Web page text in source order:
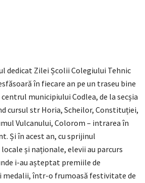
dedicat Zilei Școlii Colegiului Tehnic
în fiecare an pe un traseu bine
municipiului Codlea, de la secșia
cursul str Horia, Scheilor, Constituției,
Vulcanului, Colorom – intrarea în
Și în acest an, cu sprijinul
și naționale, elevii au parcurs
i-au așteptat premiile de
medalii, într-o frumoasă festivitate de